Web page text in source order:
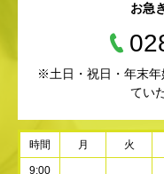
お急
※土日・祝日・年末年
てい
時間 月 火
9:00